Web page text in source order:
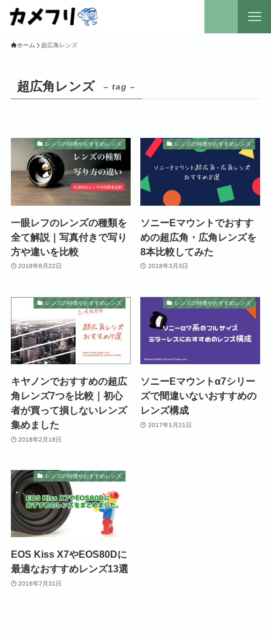
ホーム 超広角レンズ
超広角レンズ – tag –
レンズの特徴やおすすめレンズ
一眼レフのレンズの種類を
全て解説｜写真付きで写り
方や違いを比較
2018年8月22日
レンズの特徴やおすすめレンズ
ソニーEマウントでおすす
めの超広角・広角レンズを
8本比較してみた
2018年3月3日
レンズの特徴やおすすめレンズ
キヤノンでおすすめの超広
角レンズ7つを比較｜初心
者が買って損しないレンズ
集めました
2018年2月18日
レンズの特徴やおすすめレンズ
ソニーEマウントα7シリー
ズで間違いないおすすめの
レンズ構成
2017年1月21日
レンズの特徴やおすすめレンズ
EOS Kiss X7やEOS80Dに
最適なおすすめレンズ13選
2016年7月31日